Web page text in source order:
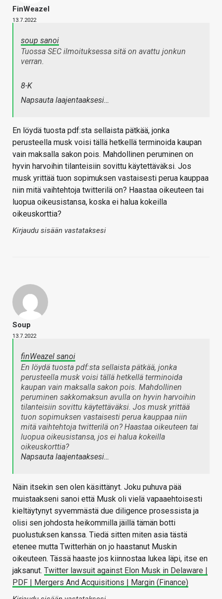
FinWeazel
13.7.2022
soup sanoi
Tuossa SEC ilmoituksessa sitä on avattu jonkun
verran.
8-K
Napsauta laajentaaksesi…
En löydä tuosta pdf:sta sellaista pätkää, jonka
perusteella musk voisi tällä hetkellä terminoida kaupan
vain maksalla sakon pois. Mahdollinen peruminen on
hyvin harvoihin tilanteisiin sovittu käytettäväksi. Jos
musk yrittää tuon sopimuksen vastaisesti perua kauppaa
niin mitä vaihtehtoja twitterilä on? Haastaa oikeuteen tai
luopua oikeusistansa, koska ei halua kokeilla
oikeuskorttia?
Kirjaudu sisään vastataksesi
Soup
13.7.2022
finWeazel sanoi
En löydä tuosta pdf:sta sellaista pätkää, jonka
perusteella musk voisi tällä hetkellä terminoida
kaupan vain maksalla sakon pois. Mahdollinen
peruminen sakkomaksun avulla on hyvin harvoihin
tilanteisiin sovittu käytettäväksi. Jos musk yrittää
tuon sopimuksen vastaisesti perua kauppaa niin
mitä vaihtehtoja twitterilä on? Haastaa oikeuteen tai
luopua oikeusistansa, jos ei halua kokeilla
oikeuskorttia?
Napsauta laajentaaksesi…
Näin itsekin sen olen käsittänyt. Joku puhuva pää
muistaakseni sanoi että Musk oli vielä vapaaehtoisesti
kieltäytynyt syvemmästä due diligence prosessista ja
olisi sen johdosta heikommilla jäillä tämän botti
puolustuksen kanssa. Tiedä sitten miten asia tästä
etenee mutta Twitterhän on jo haastanut Muskin
oikeuteen. Tässä haaste jos kiinnostaa lukea läpi, itse en
jaksanut. Twitter lawsuit against Elon Musk in Delaware |
PDF | Mergers And Acquisitions | Margin (Finance)